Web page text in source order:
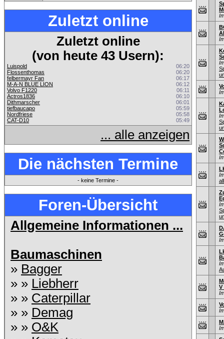
Zuletzt online
Zuletzt online
(von heute 43 Usern):
Luispold
06:20
Flossenthomas
06:20
felbermayr Fan
06:17
M-A-N BLUE LION
06:12
Volvo F1220
06:11
Actros1836
06:10
Dithmarscher
06:01
tiefbaucapo
05:59
Nordfriese
05:58
CAT-D10
05:49
... alle anzeigen
Die nächsten Termine
- keine Termine -
Foren-Übersicht
Allgemeine Informationen ...
Baumaschinen
» Bagger
» » Liebherr
» » Caterpillar
» » Demag
» » O&K
V